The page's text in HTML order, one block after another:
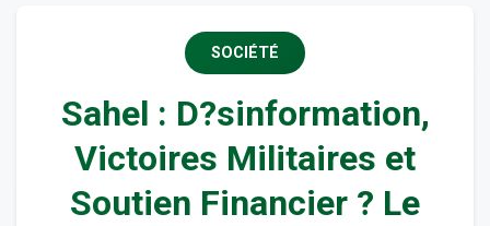
SOCIÉTÉ
Sahel : D?sinformation,
Victoires Militaires et
Soutien Financier ? Le